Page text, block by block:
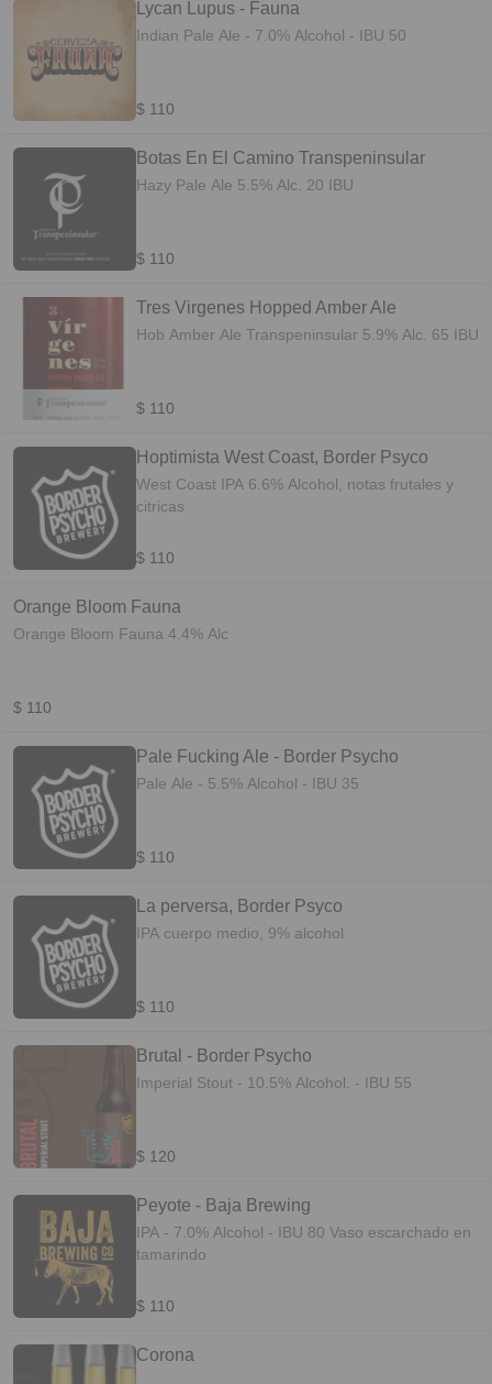
Lycan Lupus - Fauna
Indian Pale Ale - 7.0% Alcohol - IBU 50
$ 110
Botas En El Camino Transpeninsular
Hazy Pale Ale 5.5% Alc. 20 IBU
$ 110
Tres Virgenes Hopped Amber Ale
Hob Amber Ale Transpeninsular 5.9% Alc. 65 IBU
$ 110
Hoptimista West Coast, Border Psyco
West Coast IPA 6.6% Alcohol, notas frutales y
citricas
$ 110
Orange Bloom Fauna
Orange Bloom Fauna 4.4% Alc
$ 110
Pale Fucking Ale - Border Psycho
Pale Ale - 5.5% Alcohol - IBU 35
$ 110
La perversa, Border Psyco
IPA cuerpo medio, 9% alcohol
$ 110
Brutal - Border Psycho
Imperial Stout - 10.5% Alcohol. - IBU 55
$ 120
Peyote - Baja Brewing
IPA - 7.0% Alcohol - IBU 80 Vaso escarchado en
tamarindo
$ 110
Corona